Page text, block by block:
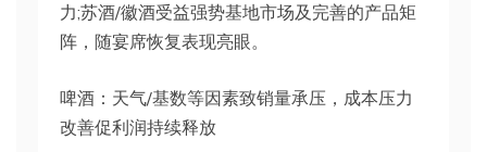
力;苏酒/徽酒受益强势基地市场及完善的产品矩
阵，随宴席恢复表现亮眼。
啤酒：天气/基数等因素致销量承压，成本压力
改善促利润持续释放